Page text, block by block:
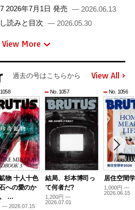
2026年7月1日 発売 — 2026.06.13
読みと目次 — 2026.05.30
View More
過去の号はこちらから View All
物 十人十色
への愛のか
…
— 2026.07.15
No. 1057
結局、杉本博司っ
て何者だ?
1,200円 —
2026.07.01
No. 1056
居住空間
1,000円 —
2026.06.15